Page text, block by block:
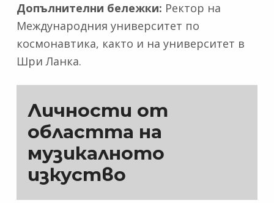
Допълнителни бележки: Ректор на
Международния университет по
космонавтика, както и на университет в
Шри Ланка.
Личности от
областта на
музикалното
изкуство